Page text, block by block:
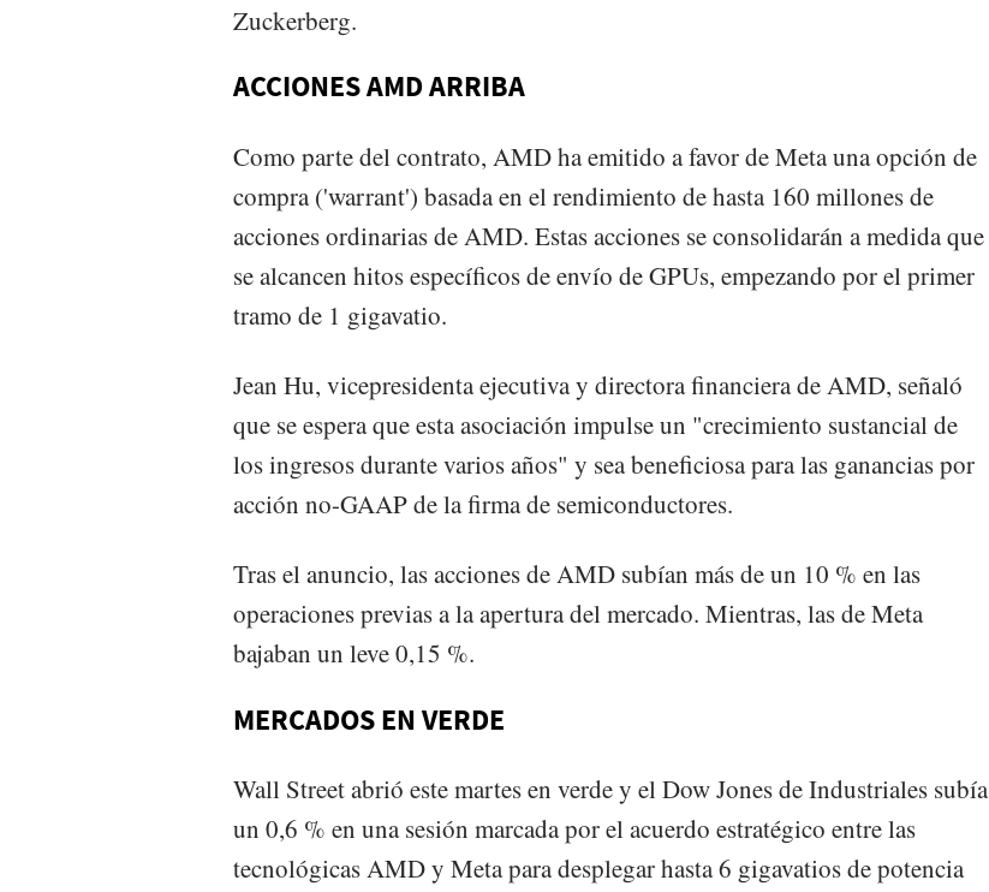
Zuckerberg.
ACCIONES AMD ARRIBA
Como parte del contrato, AMD ha emitido a favor de Meta una opción de
compra ('warrant') basada en el rendimiento de hasta 160 millones de
acciones ordinarias de AMD. Estas acciones se consolidarán a medida que
se alcancen hitos específicos de envío de GPUs, empezando por el primer
tramo de 1 gigavatio.
Jean Hu, vicepresidenta ejecutiva y directora financiera de AMD, señaló
que se espera que esta asociación impulse un "crecimiento sustancial de
los ingresos durante varios años" y sea beneficiosa para las ganancias por
acción no-GAAP de la firma de semiconductores.
Tras el anuncio, las acciones de AMD subían más de un 10 % en las
operaciones previas a la apertura del mercado. Mientras, las de Meta
bajaban un leve 0,15 %.
MERCADOS EN VERDE
Wall Street abrió este martes en verde y el Dow Jones de Industriales subía
un 0,6 % en una sesión marcada por el acuerdo estratégico entre las
tecnológicas AMD y Meta para desplegar hasta 6 gigavatios de potencia